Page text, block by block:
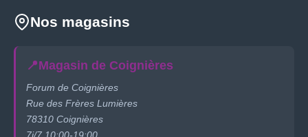
Nos magasins
📍Magasin de Coignières
Forum de Coignières
Rue des Frères Lumières
78310 Coignières